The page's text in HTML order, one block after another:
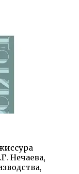
Нечаева,